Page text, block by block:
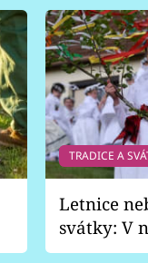
TRADICE A
Letnice
svátky: V
pondělí